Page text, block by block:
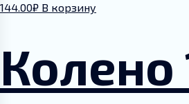
144.00₽ В корзину